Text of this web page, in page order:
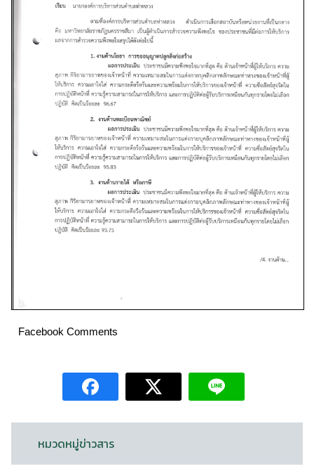
Facebook Comments
หมวดหมู่ข่าวสาร